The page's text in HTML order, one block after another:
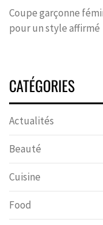
Coupe garçonne
pour un style affirmé
CATÉGORIES
Actualités
Beauté
Cuisine
Food